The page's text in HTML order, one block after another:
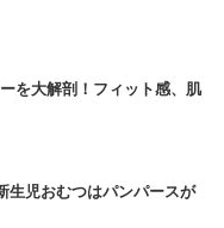
を大解剖！フィット感、肌
生児おむつはパンパースが